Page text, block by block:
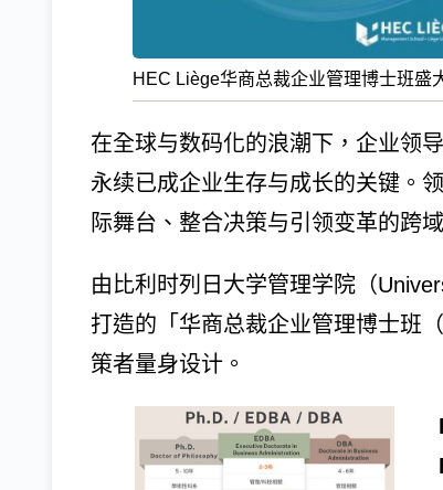
HEC Liège华商总裁企业管理博士班盛
在全球与数码化的浪潮下，企业领
永续已成企业生存与成长的关键。
际舞台、整合决策与引领变革的跨
由比利时列日大学管理学院（
打造的「华商总裁企业管理博士班
策者量身设计。